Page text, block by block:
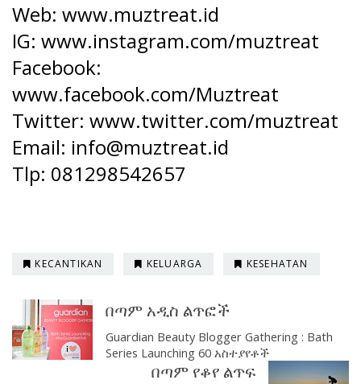
Web: www.muztreat.id
IG: www.instagram.com/muztreat
Facebook:
www.facebook.com/Muztreat
Twitter: www.twitter.com/muztreat
Email: info@muztreat.id
Tlp: 081298542657
KECANTIKAN KELUARGA KESEHATAN
በጣም አዲስ ልጥፎች
Guardian Beauty Blogger Gathering : Bath
Series Launching 60 አስተያየቶች
በጣም የቆየ ልጥፍ